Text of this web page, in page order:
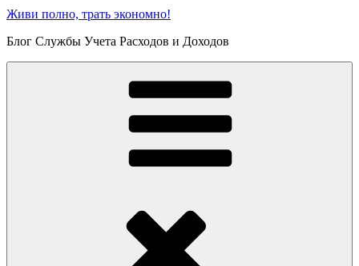
Живи полно, трать экономно!
Блог Службы Учета Расходов и Доходов